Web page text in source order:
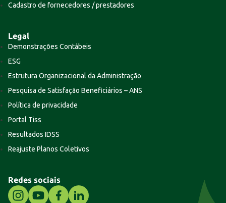
Cadastro de fornecedores / prestadores
Legal
Demonstrações Contábeis
ESG
Estrutura Organizacional da Administração
Pesquisa de Satisfação Beneficiários – ANS
Política de privacidade
Portal Tiss
Resultados IDSS
Reajuste Planos Coletivos
Redes sociais